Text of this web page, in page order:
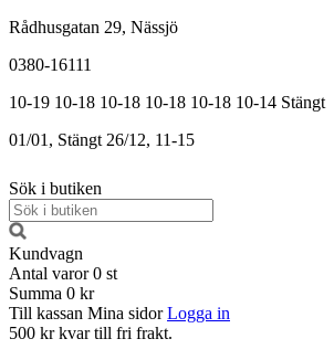
Rådhusgatan 29, Nässjö
0380-16111
10-19 10-18 10-18 10-18 10-18 10-14 Stängt
01/01, Stängt 26/12, 11-15
Sök i butiken
Kundvagn
Antal varor 0 st
Summa 0 kr
Till kassan Mina sidor Logga in
500 kr kvar till fri frakt.